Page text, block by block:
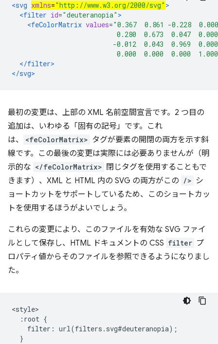
<svg xmlns="http://www.w3.org/2000/svg" >
<filter id="deuteranopia" >
<feColorMatrix values="0.367  0.861 -0.228
0.280  0.673  0.047  0.000
-0.012  0.043  0.969  0.000
0.000  0.000  0.000  1.000
</filter>
</svg>
最初の変更は、上部の XML 名前空間宣言です。2 つ目の
追加は、いわゆる「固有の記号」です。これ
は、
<feColorMatrix> タグが要素の開閉の両方を示す斜
線です。この最後の変更は実際には必要ありませんが（明
示的な </feColorMatrix> 閉じタグを使用することもで
きます）、XML と HTML 内の SVG の両方がこの /> シ
ョートカットをサポートしているため、このショートカッ
トを使用するほうがよいでしょう。
これらの変更により、このファイルを有効な SVG ファイ
ルとして保存し、HTML ドキュメントの CSS filter プ
ロパティ値からそのファイルを参照できるようになりまし
た。
<style>
  :root {
    filter: url(filters.svg#deuteranopia);
  }